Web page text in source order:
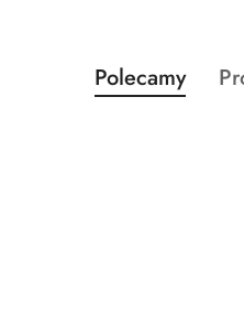
Pomiń karuzelę
Produkty
o
Polecamy